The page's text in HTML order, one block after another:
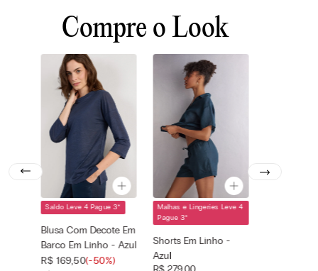
Compre o Look
Cor selecionada
Azul - 243j -
Sailor Blue
Tamanho
selecionado
Saldo Leve 4 Pague 3*
Blusa Com Decote Em
Barco Em Linho - Azul
R$ 169,50(-50%)
Cor selecionada
Azul - 243j -
Sailor Blue
Tamanho
selecionado
Malhas e Lingeries Leve 4
Pague 3*
Shorts Em Linho -
Azul